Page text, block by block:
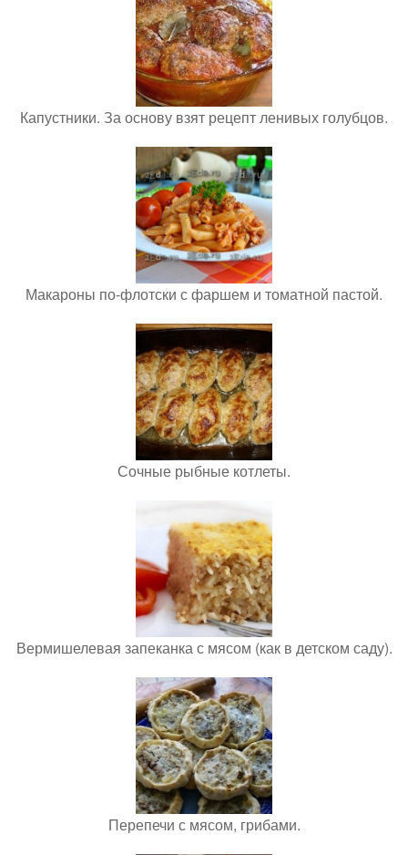
Капустники. За основу взят рецепт ленивых голубцов.
Макароны по-флотски с фаршем и томатной пастой.
Сочные рыбные котлеты.
Вермишелевая запеканка с мясом (как в детском саду).
Перепечи с мясом, грибами.